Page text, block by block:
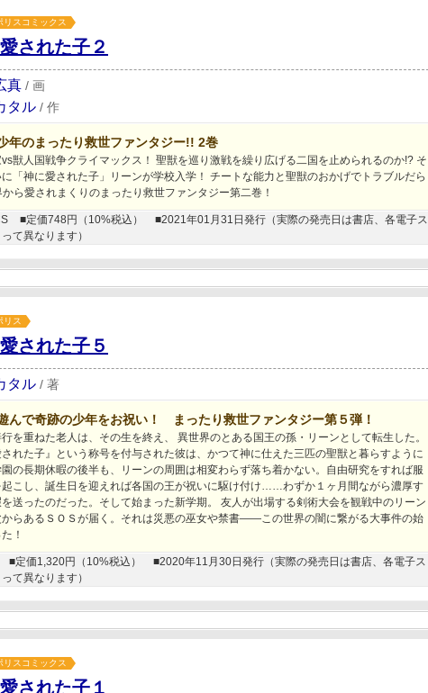
リスコミックス
された子２
真 / 画
タル / 作
年のまったり救世ファンタジー!! 2巻
獣人国戦争クライマックス！ 聖獣を巡り激戦を繰り広げる二国を止められるのか!? そ
に「神に愛された子」リーンが学校入学！ チートな能力と聖獣のおかげでトラブルだら
から愛されまくりのまったり救世ファンタジー第二巻！
■定価748円（10%税込）
■2021年01月31日発行（実際の発売日は書店、各電子ス
て異なります）
リス
された子５
タル / 著
んで奇跡の少年をお祝い！ まったり救世ファンタジー第５弾！
行を重ねた老人は、その生を終え、 異世界のとある国王の孫・リーンとして転生した。
された子』という称号を付与された彼は、かつて神に仕えた三匹の聖獣と暮らすように
の長期休暇の後半も、リーンの周囲は相変わらず落ち着かない。自由研究をすれば服
こし、誕生日を迎えれば各国の王が祝いに駆け付け……わずか１ヶ月間ながら濃厚す
を送ったのだった。そして始まった新学期。 友人が出場する剣術大会を観戦中のリーン
からあるＳＯＳが届く。それは災悪の巫女や禁書――この世界の闇に繋がる大事件の始
！
■定価1,320円（10%税込）
■2020年11月30日発行（実際の発売日は書店、各電子ス
て異なります）
リスコミックス
された子１